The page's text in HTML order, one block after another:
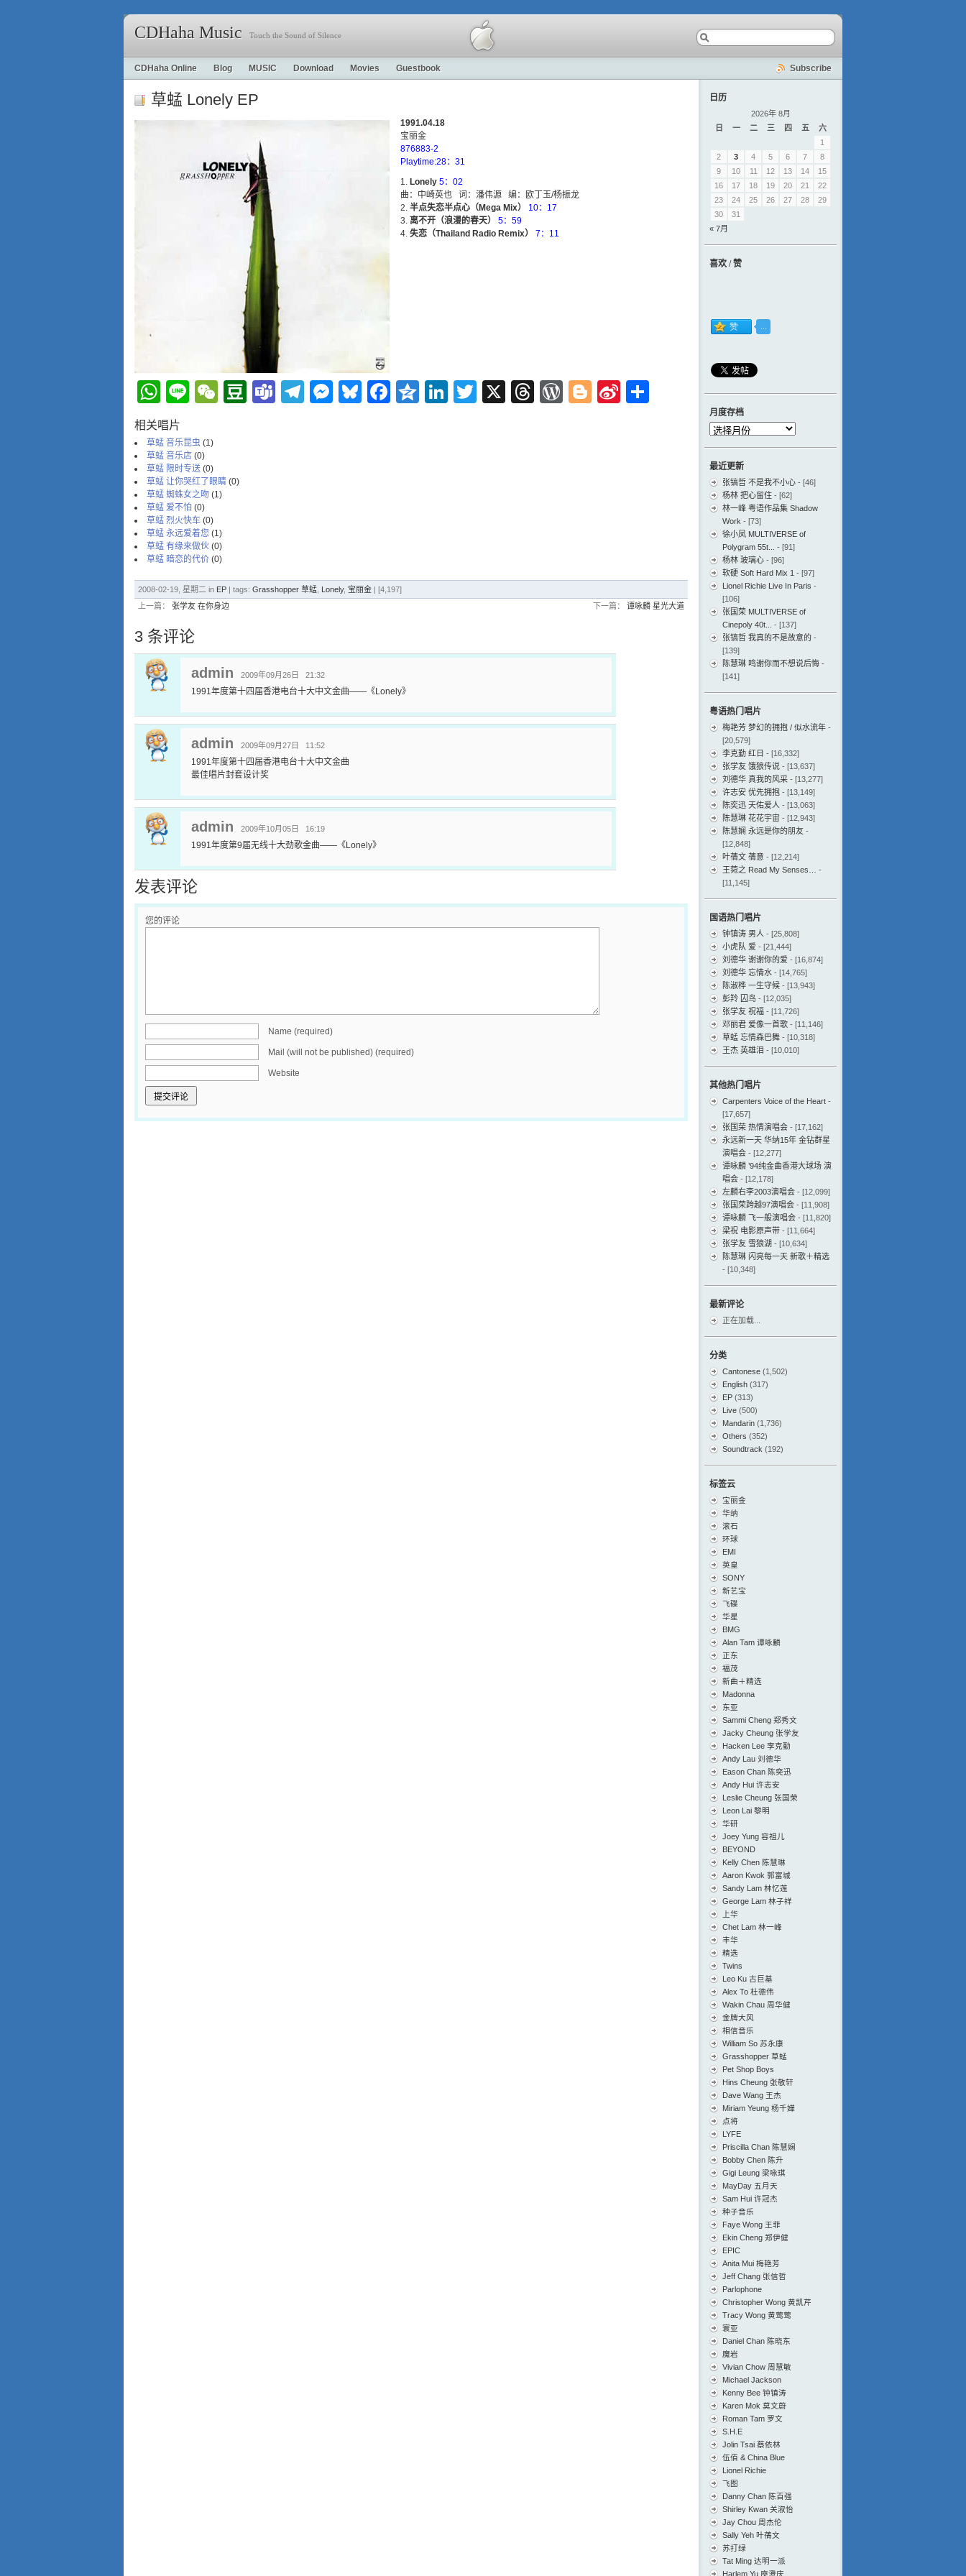
CDHaha Music Touch the Sound of Silence
CDHaha Online Blog MUSIC Download Movies Guestbook Subscribe
草蜢 Lonely EP
1991.04.18
宝丽金
876883-2
Playtime:28：31
Lonely 5：02
曲：中崎英也 词：潘伟源 编：欧丁玉/杨振龙
半点失恋半点心（Mega Mix）
10：17
离不开（浪漫的春天）
5：59
失恋（Thailand Radio Remix）
7：11
WhatsApp
LineWeChat
Douban
TeamsTelegram
Messenger
Bluesky
Facebook
Qzone
LinkedIn
Twitter
X Threads
WordPress
Blogger
Sina
相关唱片
草蜢 音乐昆虫 (1)
草蜢 音乐店 (0)
草蜢 限时专送 (0)
草蜢 让你哭红了眼睛 (0)
草蜢 蜘蛛女之吻 (1)
草蜢 爱不怕 (0)
草蜢 烈火快车 (0)
草蜢 永远爱着您 (1)
草蜢 有缘来做伙 (0)
草蜢 暗恋的代价 (0)
2008-02-19, 星期二 in EP | tags: Grasshopper 草蜢 Lonely, 宝丽金 | [4,197]
上一篇： 张学友 在你身边 下一篇： 谭咏麟 星光大道
3 条评论
admin 2009年09月26日 21:32
1991年度第十四届香港电台十大中文金曲——《Lonely》
admin 2009年09月27日 11:52
1991年度第十四届香港电台十大中文金曲
最佳唱片封套设计奖
admin 2009年10月05日 16:19
1991年度第9届无线十大劲歌金曲——《Lonely》
发表评论
您的评论
Name (required)
Mail (will not be published) (required)
Website
日历
2026年 8月
日
一 二 三 四 五
六
1
2
3 4 5 6 7
8
9
10 11 12 13 14
15
16
17 18 19 20 21
22
23
24 25 26 27 28
29
30
31
« 7月
喜欢 / 赞
月度存档
月
档
最近更新
张镐哲 不是我不小心 - [46]
杨林 把心留住 - [62]
林一峰 粤语作品集 Shadow
Work - [73]
徐小凤 MULTIVERSE of
Polygram 55t...
- [91]
杨林 玻璃心 - [96]
软硬 Soft Hard Mix 1 - [97]
Lionel Richie Live In Paris -
[106]
张国荣 MULTIVERSE of
Cinepoly 40t...
- [137]
张镐哲 我真的不是故意的 -
[139]
陈慧琳 鸣谢你而不想说后悔 -
[141]
粤语热门唱片
梅艳芳 梦幻的拥抱 / 似水流年 -
[20,579]
李克勤 红日 - [16,332]
张学友 饿狼传说 - [13,637]
刘德华 真我的风采 - [13,277]
许志安 优先拥抱 - [13,149]
陈奕迅 天佑爱人 - [13,063]
陈慧琳 花花宇宙 - [12,943]
陈慧娴 永远是你的朋友 -
[12,848]
叶蒨文 蒨意 - [12,214]
王菀之 Read My Senses…
-
[11,145]
国语热门唱片
钟镇涛 男人 - [25,808]
小虎队 爱 - [21,444]
刘德华 谢谢你的爱 - [16,874]
刘德华 忘情水 - [14,765]
陈淑桦 一生守候 - [13,943]
彭羚 囚鸟 - [12,035]
张学友 祝福 - [11,726]
邓丽君 爱像一首歌 - [11,146]
草蜢 忘情森巴舞 - [10,318]
王杰 英雄泪 - [10,010]
其他热门唱片
Carpenters Voice of the Heart -
[17,657]
张国荣 热情演唱会 - [17,162]
永远新一天 华纳15年 金钻群星
演唱会 - [12,277]
谭咏麟 ’94纯金曲香港大球场 演
唱会 - [12,178]
左麟右李2003演唱会 - [12,099]
张国荣跨越97演唱会 - [11,908]
谭咏麟 飞一般演唱会 - [11,820]
梁祝 电影原声带 - [11,664]
张学友 雪狼湖 - [10,634]
陈慧琳 闪亮每一天 新歌＋精选
- [10,348]
最新评论
正在加载...
分类
Cantonese (1,502)
English (317)
EP (313)
Live (500)
Mandarin (1,736)
Others (352)
Soundtrack (192)
标签云
宝丽金
华纳
滚石
环球
EMI
英皇
SONY
新艺宝
飞碟
华星
BMG
Alan Tam 谭咏麟
正东
福茂
新曲＋精选
Madonna
东亚
Sammi Cheng 郑秀文
Jacky Cheung 张学友
Hacken Lee 李克勤
Andy Lau 刘德华
Eason Chan 陈奕迅
Andy Hui 许志安
Leslie Cheung 张国荣
Leon Lai 黎明
华研
Joey Yung 容祖儿
BEYOND
Kelly Chen 陈慧琳
Aaron Kwok 郭富城
Sandy Lam 林忆莲
George Lam 林子祥
上华
Chet Lam 林一峰
丰华
精选
Twins
Leo Ku 古巨基
Alex To 杜德伟
Wakin Chau 周华健
金牌大风
相信音乐
William So 苏永康
Grasshopper 草蜢
Pet Shop Boys
Hins Cheung 张敬轩
Dave Wang 王杰
Miriam Yeung 杨千嬅
点将
LYFE
Priscilla Chan 陈慧娴
Bobby Chen 陈升
Gigi Leung 梁咏琪
MayDay 五月天
Sam Hui 许冠杰
种子音乐
Faye Wong 王菲
Ekin Cheng 郑伊健
EPIC
Anita Mui 梅艳芳
Jeff Chang 张信哲
Parlophone
Christopher Wong 黄凯芹
Tracy Wong 黄莺莺
寰亚
Daniel Chan 陈晓东
魔岩
Vivian Chow 周慧敏
Michael Jackson
Kenny Bee 钟镇涛
Karen Mok 莫文蔚
Roman Tam 罗文
S.H.E
Jolin Tsai 蔡依林
伍佰 & China Blue
Lionel Richie
飞图
Danny Chan 陈百强
Shirley Kwan 关淑怡
Jay Chou 周杰伦
Sally Yeh 叶蒨文
苏打绿
Tat Ming 达明一派
Harlem Yu 庾澄庆